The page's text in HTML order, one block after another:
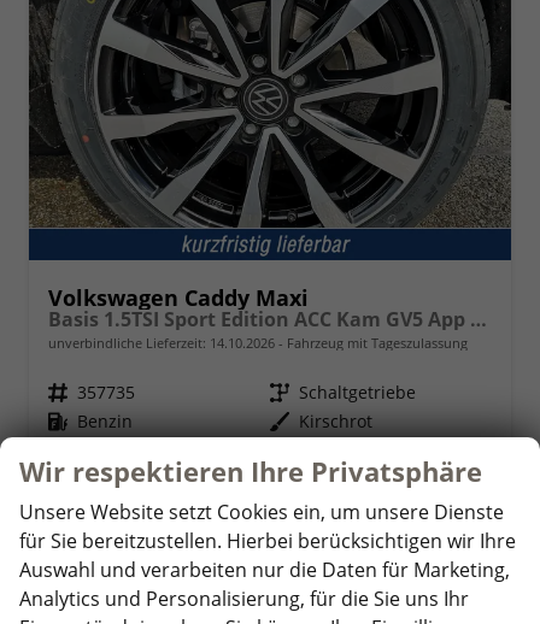
Volkswagen Caddy Maxi
Basis 1.5TSI Sport Edition ACC Kam GV5 App AHK Reling
unverbindliche Lieferzeit: 14.10.2026 Fahrzeug mit Tageszulassung
Fahrzeugnr. 357735 Getriebe Schaltgetriebe
Kraftstoff Benzin Außenfarbe Kirschrot
01.05.2026
33.860,– €
incl. 19% MwSt.
Details
Verbrauch kombiniert:6,90 l/100km
CO2-Klasse: F
Wir respektieren Ihre Privatsphäre
Unsere Website setzt Cookies ein, um unsere Dienste
für Sie bereitzustellen. Hierbei berücksichtigen wir Ihre
Auswahl und verarbeiten nur die Daten für Marketing,
Analytics und Personalisierung, für die Sie uns Ihr